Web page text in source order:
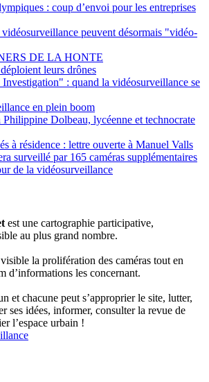
: coup d’envoi pour les entreprises
vidéosurveillance peuvent désormais "vidéo-
DE LA HONTE
leurs drônes
: quand la vidéosurveillance se
en plein boom
Philippine Dolbeau, lycéenne et technocrate
à résidence : lettre ouverte à Manuel Valls
surveillé par 165 caméras supplémentaires
de la vidéosurveillance
est une cartographie participative,
au plus grand nombre.
la prolifération des caméras tout en
d’informations les concernant.
et chacune peut s’approprier le site, lutter,
ses idées, informer, consulter la revue de
l’espace urbain !